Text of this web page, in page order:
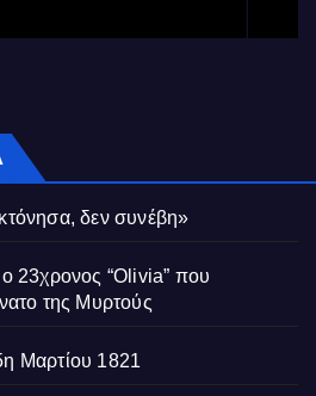
δεν συνέβη»
ο 23χρονος “Olivia” που
της Μυρτούς
Μαρτίου 1821